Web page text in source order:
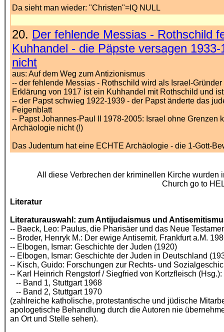
Da sieht man wieder: "Christen"=IQ NULL
20. Der fehlende Messias - Rothschild
Kuhhandel - die Päpste versagen
nicht
aus: Auf dem Weg zum Antizionismus
-- der fehlende Messias - Rothschild wird als Israel-
Erklärung von 1917 ist ein Kuhhandel mit Rothschild und
-- der Papst schwieg 1922-1939 - der Papst änderte das
Feigenblatt
-- Papst Johannes-Paul II 1978-2005: Israel ohne
Archäologie nicht (!)
Das Judentum hat eine ECHTE Archäologie - die 1-Gott-
All diese Verbrechen der kriminellen Kirche
Church go to
Literatur
Literaturauswahl: zum Antijudaismus und
-- Baeck, Leo: Paulus, die Pharisäer und das Neue
-- Broder, Henryk M.: Der ewige Antisemit. Frankfurt a.M.
-- Elbogen, Ismar: Geschichte der Juden (1920)
-- Elbogen, Ismar: Geschichte der Juden in Deutschland
-- Kisch, Guido: Forschungen zur Rechts- und
-- Karl Heinrich Rengstorf / Siegfried von Kortzfleisch
-- Band 1, Stuttgart 1968
-- Band 2, Stuttgart 1970
(zahlreiche katholische, protestantische und jüdische
apologetische Behandlung durch die Autoren nie
an Ort und Stelle sehen).